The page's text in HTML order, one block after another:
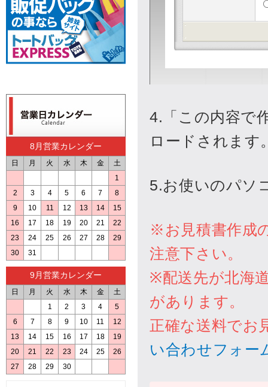
8月営業カレンダー
日 月 火 水 木 金
土
1
2
3 4 5 6 7
8
9
10 11 12 13 14
15
16
17 18 19 20 21
22
23
24 25 26 27 28
29
30
31
9月営業カレンダー
日 月 火 水 木 金
土
1
2 3 4
5
6
7 8 9 10 11
12
13
14 15 16 17 18
19
20
21 22 23 24 25
26
27
28 29 30